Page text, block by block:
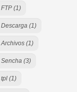
FTP (1)
Descarga (1)
Archivos (1)
Sencha (3)
tpl (1)